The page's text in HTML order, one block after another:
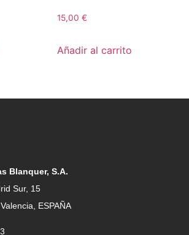
15,00 €
Añadir al carrito
Blanquer, S.A.
Sur, 15
ESPAÑA